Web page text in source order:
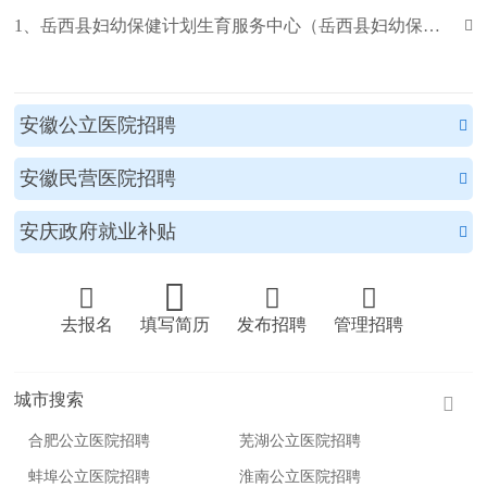
1、岳西县妇幼保健计划生育服务中心（岳西县妇幼保健院） 
安徽公立医院招聘 
安徽民营医院招聘 
安庆政府就业补贴 

去报名

填写简历

发布招聘

管理招聘
城市搜索 
合肥公立医院招聘 芜湖公立医院招聘
蚌埠公立医院招聘 淮南公立医院招聘